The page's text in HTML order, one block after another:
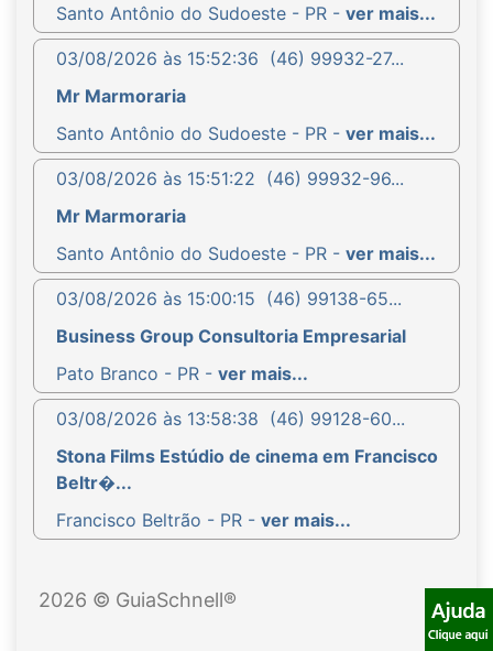
Santo Antônio do Sudoeste - PR - ver mais...
03/08/2026 às 15:52:36 (46) 99932-27...
Mr Marmoraria
Santo Antônio do Sudoeste - PR - ver mais...
03/08/2026 às 15:51:22 (46) 99932-96...
Mr Marmoraria
Santo Antônio do Sudoeste - PR - ver mais...
03/08/2026 às 15:00:15 (46) 99138-65...
Business Group Consultoria Empresarial
Pato Branco - PR - ver mais...
03/08/2026 às 13:58:38 (46) 99128-60...
Stona Films Estúdio de cinema em Francisco
Beltr�...
Francisco Beltrão - PR - ver mais...
2026 © GuiaSchnell®